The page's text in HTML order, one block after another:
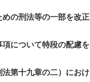
刑法等の一部を改正
について特段の配慮を
第十九章の二）におけ